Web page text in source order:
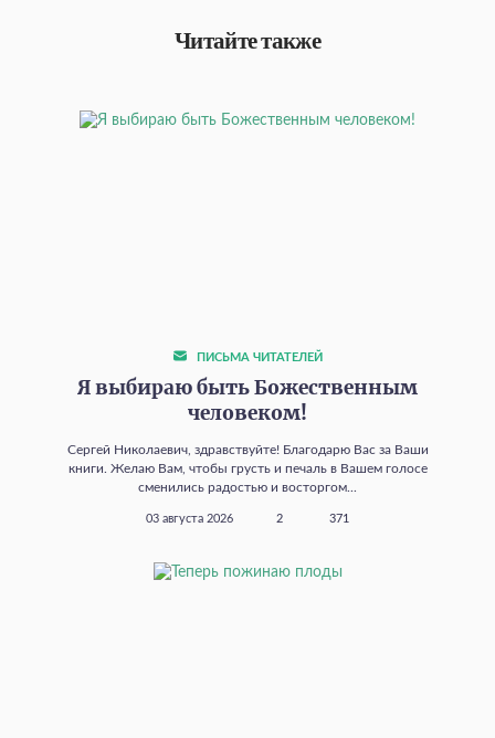
Читайте также
ПИСЬМА ЧИТАТЕЛЕЙ
Я выбираю быть Божественным
человеком!
Сергей Николаевич, здравствуйте! Благодарю Вас за Ваши
книги. Желаю Вам, чтобы грусть и печаль в Вашем голосе
сменились радостью и восторгом...
03 августа 2026 2 371